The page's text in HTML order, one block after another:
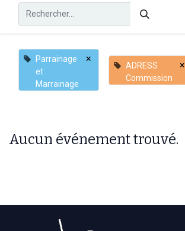
Parrainage
et
Marrainage
×
ADRESS
Commission
×
Aucun événement trouvé.